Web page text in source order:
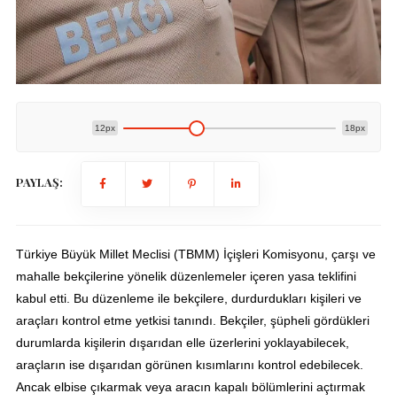
12px 18px
PAYLAŞ:
Türkiye Büyük Millet Meclisi (TBMM) İçişleri Komisyonu, çarşı ve
mahalle bekçilerine yönelik düzenlemeler içeren yasa teklifini
kabul etti. Bu düzenleme ile bekçilere, durdurdukları kişileri ve
araçları kontrol etme yetkisi tanındı. Bekçiler, şüpheli gördükleri
durumlarda kişilerin dışarıdan elle üzerlerini yoklayabilecek,
araçların ise dışarıdan görünen kısımlarını kontrol edebilecek.
Ancak elbise çıkarmak veya aracın kapalı bölümlerini açtırmak